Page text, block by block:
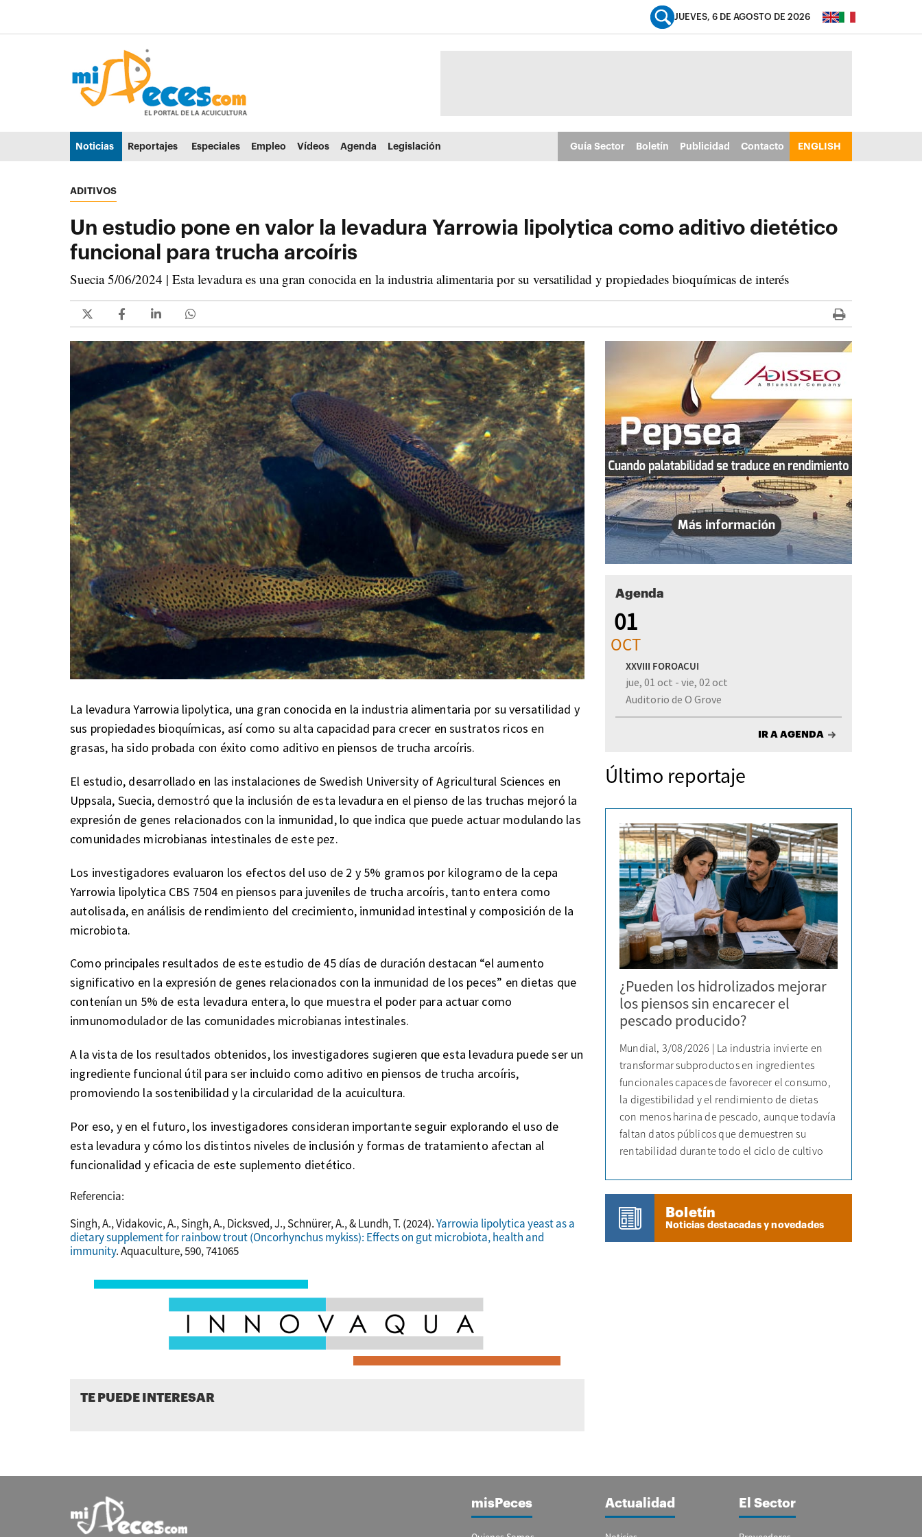
Ir al menú principal (alt + u)
JUEVES, 6 DE AGOSTO DE 2026
Noticias Reportajes Especiales Empleo Vídeos Agenda Legislación Guía Sector Boletín Publicidad Contacto ENGLISH
ADITIVOS
Un estudio pone en valor la levadura Yarrowia lipolytica como aditivo dietético
funcional para trucha arcoíris
Suecia 5/06/2024 | Esta levadura es una gran conocida en la industria alimentaria por su versatilidad y propiedades bioquímicas de interés
La levadura Yarrowia lipolytica, una gran conocida en la industria alimentaria por su versatilidad y
sus propiedades bioquímicas, así como su alta capacidad para crecer en sustratos ricos en
grasas, ha sido probada con éxito como aditivo en piensos de trucha arcoíris.
El estudio, desarrollado en las instalaciones de Swedish University of Agricultural Sciences en
Uppsala, Suecia, demostró que la inclusión de esta levadura en el pienso de las truchas mejoró la
expresión de genes relacionados con la inmunidad, lo que indica que puede actuar modulando las
comunidades microbianas intestinales de este pez.
Los investigadores evaluaron los efectos del uso de 2 y 5% gramos por kilogramo de la cepa
Yarrowia lipolytica CBS 7504 en piensos para juveniles de trucha arcoíris, tanto entera como
autolisada, en análisis de rendimiento del crecimiento, inmunidad intestinal y composición de la
microbiota.
Como principales resultados de este estudio de 45 días de duración destacan “el aumento
significativo en la expresión de genes relacionados con la inmunidad de los peces” en dietas que
contenían un 5% de esta levadura entera, lo que muestra el poder para actuar como
inmunomodulador de las comunidades microbianas intestinales.
A la vista de los resultados obtenidos, los investigadores sugieren que esta levadura puede ser un
ingrediente funcional útil para ser incluido como aditivo en piensos de trucha arcoíris,
promoviendo la sostenibilidad y la circularidad de la acuicultura.
Por eso, y en el futuro, los investigadores consideran importante seguir explorando el uso de
esta levadura y cómo los distintos niveles de inclusión y formas de tratamiento afectan al
funcionalidad y eficacia de este suplemento dietético.
Referencia:
Singh, A., Vidakovic, A., Singh, A., Dicksved, J., Schnürer, A., & Lundh, T. (2024).Yarrowia lipolytica yeast as a
dietary supplement for rainbow trout (Oncorhynchus mykiss): Effects on gut microbiota, health and
immunity. Aquaculture, 590, 741065
TE PUEDE INTERESAR
Agenda
01
OCT
XXVIII FOROACUI
jue, 01 oct - vie, 02 oct
Auditorio de O Grove
IR A AGENDA
Último reportaje
¿Pueden los hidrolizados mejorar
los piensos sin encarecer el
pescado producido?
Mundial, 3/08/2026 | La industria invierte en
transformar subproductos en ingredientes
funcionales capaces de favorecer el consumo,
la digestibilidad y el rendimiento de dietas
con menos harina de pescado, aunque todavía
faltan datos públicos que demuestren su
rentabilidad durante todo el ciclo de cultivo
Boletín
Noticias destacadas y novedades
misPeces Actualidad El Sector